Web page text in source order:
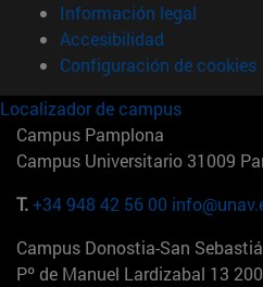
Información legal
Accesibilidad
Configuración de cookies
Localizador de campus
Campus Pamplona
Campus Universitario 31009
T.+34 948 42 56 00
Campus Donostia-San
Pº de Manuel Lardizabal 13